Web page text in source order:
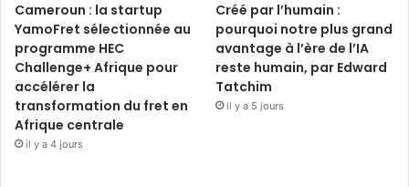
Cameroun : la startup
YamoFret sélectionnée au
programme HEC
Challenge+ Afrique pour
accélérer la
transformation du fret en
Afrique centrale
il y a 4 jours
Créé par l’humain :
pourquoi notre plus grand
avantage à l’ère de l’IA
reste humain, par Edward
Tatchim
il y a 5 jours